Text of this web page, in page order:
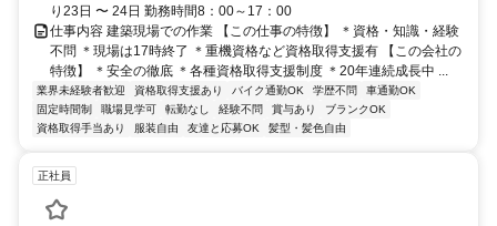
り23日 〜 24日 勤務時間8：00～17：00
仕事内容 建築現場での作業 【この仕事の特徴】 ＊資格・知識・経験
不問 ＊現場は17時終了 ＊重機資格など資格取得支援有 【この会社の
特徴】 ＊安全の徹底 ＊各種資格取得支援制度 ＊20年連続成長中 ...
業界未経験者歓迎 資格取得支援あり バイク通勤OK 学歴不問
車通勤OK
固定時間制
職場見学可 転勤なし 経験不問 賞与あり
ブランクOK
資格取得手当あり
服装自由 友達と応募OK 髪型・髪色自由
正社員